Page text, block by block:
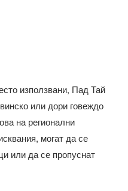
използвани, Пад Тай
или дори говеждо
на регионални
могат да се
или да се пропуснат